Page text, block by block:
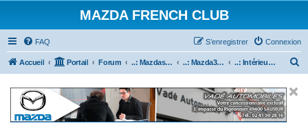
MAZDA FRENCH CLUB
FAQ Connexion
S’enregistrer
Accueil Portail Forum ..: Mazdaspeed & MPS :.. ..: Mazda3 MPS & Mazdaspeed 3 :.. ..: Intérieur :..